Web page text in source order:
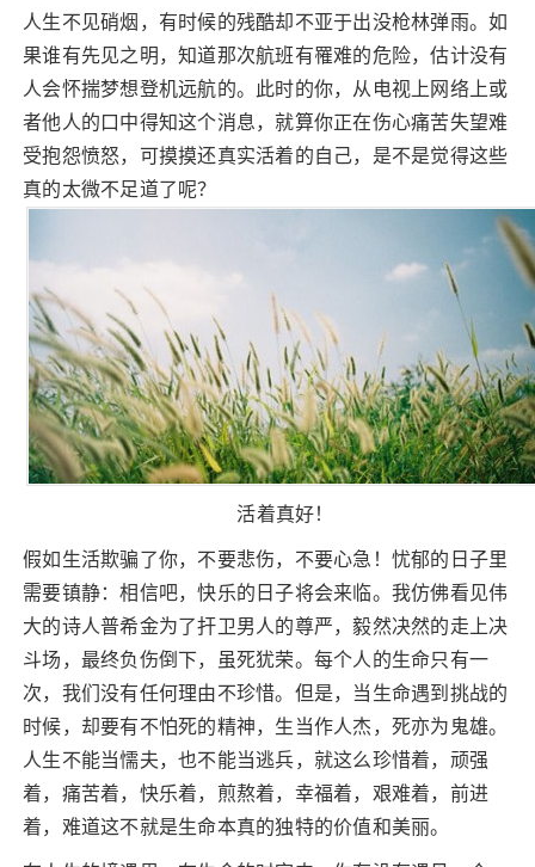
人生不见硝烟，有时候的残酷却不亚于出没枪林弹雨。如
果谁有先见之明，知道那次航班有罹难的危险，估计没有
人会怀揣梦想登机远航的。此时的你，从电视上网络上或
者他人的口中得知这个消息，就算你正在伤心痛苦失望难
受抱怨愤怒，可摸摸还真实活着的自己，是不是觉得这些
真的太微不足道了呢？
活着真好！
假如生活欺骗了你，不要悲伤，不要心急！忧郁的日子里
需要镇静：相信吧，快乐的日子将会来临。我仿佛看见伟
大的诗人普希金为了扞卫男人的尊严，毅然决然的走上决
斗场，最终负伤倒下，虽死犹荣。每个人的生命只有一
次，我们没有任何理由不珍惜。但是，当生命遇到挑战的
时候，却要有不怕死的精神，生当作人杰，死亦为鬼雄。
人生不能当懦夫，也不能当逃兵，就这么珍惜着，顽强
着，痛苦着，快乐着，煎熬着，幸福着，艰难着，前进
着，难道这不就是生命本真的独特的价值和美丽。